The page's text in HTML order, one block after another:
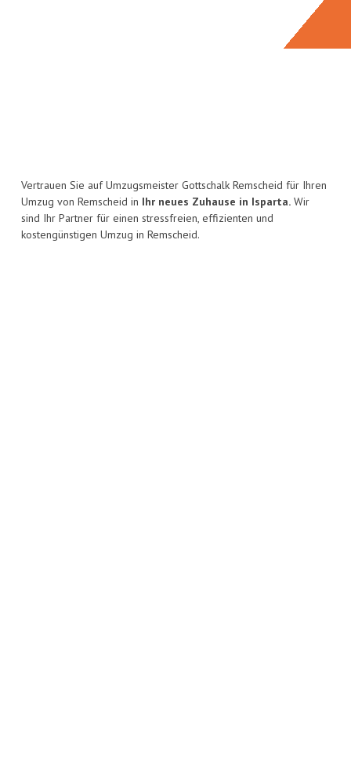
Vertrauen Sie auf Umzugsmeister Gottschalk Remscheid für Ihren
Umzug von Remscheid in Ihr neues Zuhause in Isparta. Wir
sind Ihr Partner für einen stressfreien, effizienten und
kostengünstigen Umzug in Remscheid.